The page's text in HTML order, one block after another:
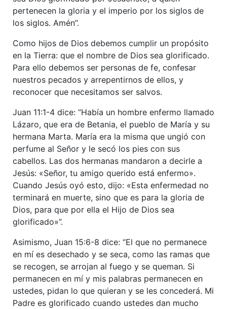
pertenecen la gloria y el imperio por los siglos de
los siglos. Amén”.
Como hijos de Dios debemos cumplir un propósito
en la Tierra: que el nombre de Dios sea glorificado.
Para ello debemos ser personas de fe, confesar
nuestros pecados y arrepentirnos de ellos, y
reconocer que necesitamos ser salvos.
Juan 11:1-4 dice: “Había un hombre enfermo llamado
Lázaro, que era de Betania, el pueblo de María y su
hermana Marta. María era la misma que ungió con
perfume al Señor y le secó los pies con sus
cabellos. Las dos hermanas mandaron a decirle a
Jesús: «Señor, tu amigo querido está enfermo».
Cuando Jesús oyó esto, dijo: «Esta enfermedad no
terminará en muerte, sino que es para la gloria de
Dios, para que por ella el Hijo de Dios sea
glorificado»”.
Asimismo, Juan 15:6-8 dice: “El que no permanece
en mí es desechado y se seca, como las ramas que
se recogen, se arrojan al fuego y se queman. Si
permanecen en mí y mis palabras permanecen en
ustedes, pidan lo que quieran y se les concederá. Mi
Padre es glorificado cuando ustedes dan mucho